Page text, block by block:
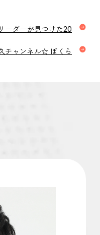
ーダーが見つけた20
チャンネル☆ ぼくら